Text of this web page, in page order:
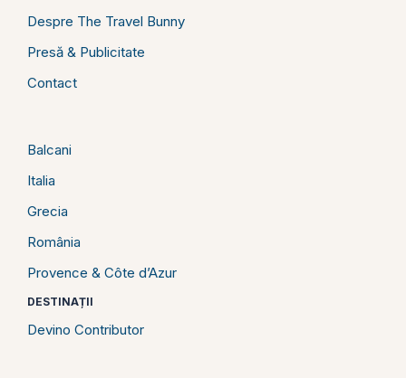
Despre The Travel Bunny
Presă & Publicitate
Contact
Balcani
Italia
Grecia
România
Provence & Côte d’Azur
DESTINAȚII
Devino Contributor